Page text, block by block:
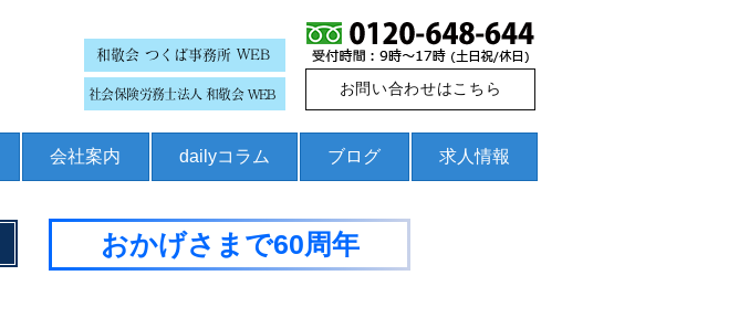
和敬会 つくば事務所 WEB
社会保険労務士法人 和敬会 WEB お問い合わせはこちら
会社案内 dailyコラム ブログ 求人情報
おかげさまで60周年